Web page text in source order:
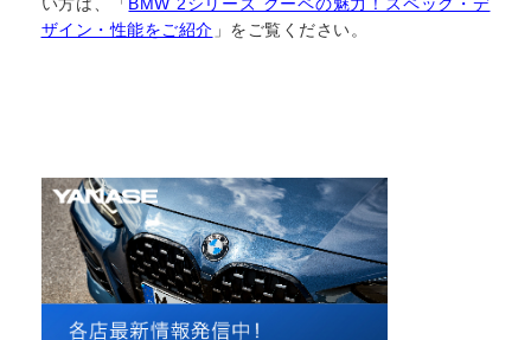
ザイン・性能をご紹介 」をご覧ください。